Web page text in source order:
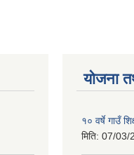
योजना
१० वर्षे गाउँ
मिति: 07/03/